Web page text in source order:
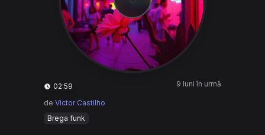
02:59 9 luni în urmă
de Victor Castilho
Brega funk